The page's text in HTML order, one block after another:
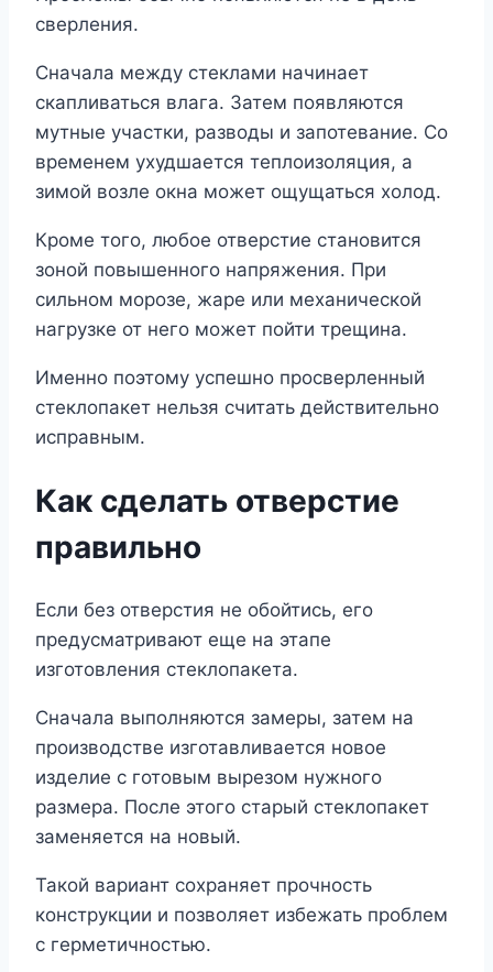
сверления.
Сначала между стеклами начинает
скапливаться влага. Затем появляются
мутные участки, разводы и запотевание. Со
временем ухудшается теплоизоляция, а
зимой возле окна может ощущаться холод.
Кроме того, любое отверстие становится
зоной повышенного напряжения. При
сильном морозе, жаре или механической
нагрузке от него может пойти трещина.
Именно поэтому успешно просверленный
стеклопакет нельзя считать действительно
исправным.
Как сделать отверстие
правильно
Если без отверстия не обойтись, его
предусматривают еще на этапе
изготовления стеклопакета.
Сначала выполняются замеры, затем на
производстве изготавливается новое
изделие с готовым вырезом нужного
размера. После этого старый стеклопакет
заменяется на новый.
Такой вариант сохраняет прочность
конструкции и позволяет избежать проблем
с герметичностью.